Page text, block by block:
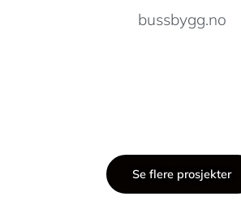
bussbygg.no
Se flere prosjekter